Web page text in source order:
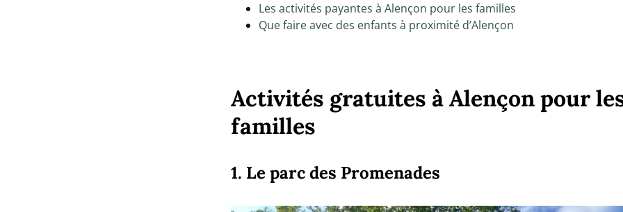
Les activités payantes à Alençon pour les familles
Que faire avec des enfants à proximité d’Alençon
Activités gratuites à Alençon pour
familles
1. Le parc des Promenades